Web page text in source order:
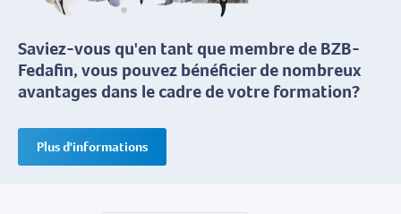
Saviez-vous qu'en tant que membre de BZB-
Fedafin, vous pouvez bénéficier de nombreux
avantages dans le cadre de votre formation?
Plus d'informations